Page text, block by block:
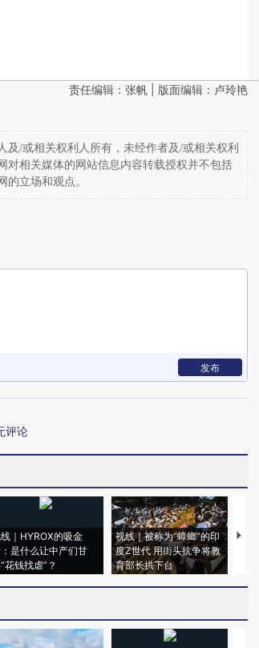
责任编辑：张帆 | 版面编辑：卢玲艳
/或相关权利人所有，未经作者及/或相关权利
对相关媒体的网站信息内容转载授权并不包括
立场和观点。
发布
评论
｜HYROX的吸金
是什么让中产们甘
花钱找虐”？
视线｜被称为“蟑螂”的印
度Z世代 用街头抗争将教
育部长拱下台
视